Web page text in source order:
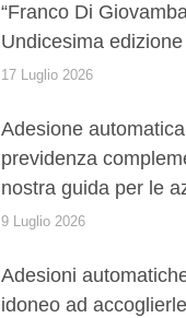
“Franco Di
Undicesima edizione
17 Luglio 2026
Adesione
previdenza
nostra guida per le
9 Luglio 2026
Adesioni
idoneo ad